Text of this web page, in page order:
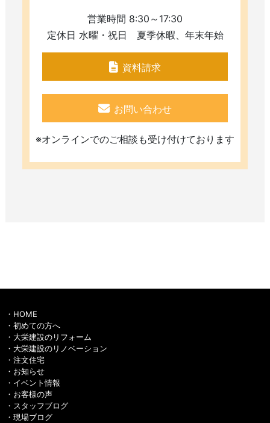
営業時間 8:30～17:30
定休日 水曜・祝日 夏季休暇、年末年始
資料請求
お問い合わせ
※オンラインでのご相談も受け付けております
HOME
初めての方へ
大栄建設のリフォーム
大栄建設のリノベーション
注文住宅
お知らせ
イベント情報
お客様の声
スタッフブログ
現場ブログ